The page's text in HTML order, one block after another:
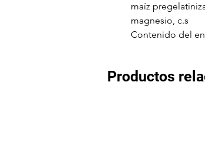
maíz
magnesio, c.s
Contenido del
Productos